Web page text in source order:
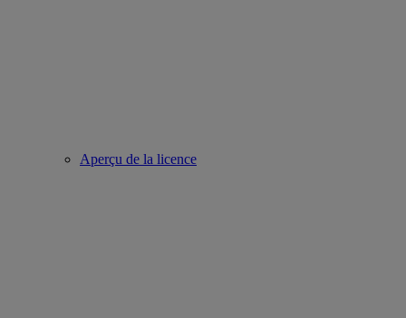
Aperçu de la licence